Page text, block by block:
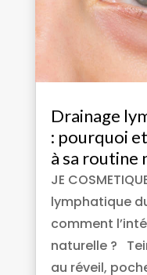
Drainage
: pourquoi
à sa routine
JE
lymphatique
comment
naturelle ?
au réveil,